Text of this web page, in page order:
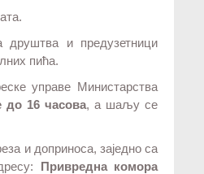
и предузетници
пића.
управе Министарства
до 16 часова, а шаљу се
и доприноса, заједно са
Привредна комора